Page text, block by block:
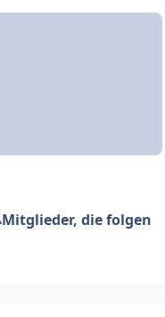
Mitglieder, die folgen